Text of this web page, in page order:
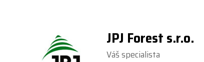
JPJ Forest s.r.o.
Váš specialista